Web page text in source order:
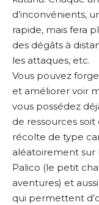
d’inconvénients,
rapide, mais fera
des dégâts à
les attaques, etc.
Vous pouvez
et améliorer voir
vous possédez
de ressources
récolte de type
aléatoirement sur
Palico (le petit
aventures) et
qui permettent